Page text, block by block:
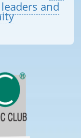
and